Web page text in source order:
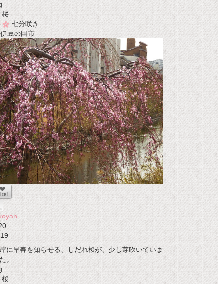
桜
七分咲き
豆の国市
に早春を知らせる、しだれ桜が、少し芽吹いていま
。
桜